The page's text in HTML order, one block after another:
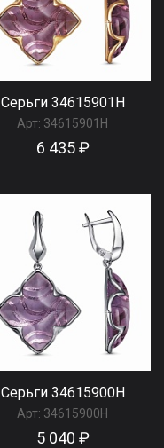
Серьги 34615901Н
Арт: 34615901Н
6 435 ₽
Серьги 34615900Н
Арт: 34615900Н
5 040 ₽